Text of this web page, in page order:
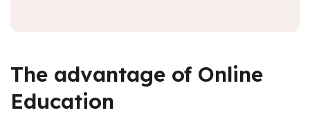
The advantage of Online
Education